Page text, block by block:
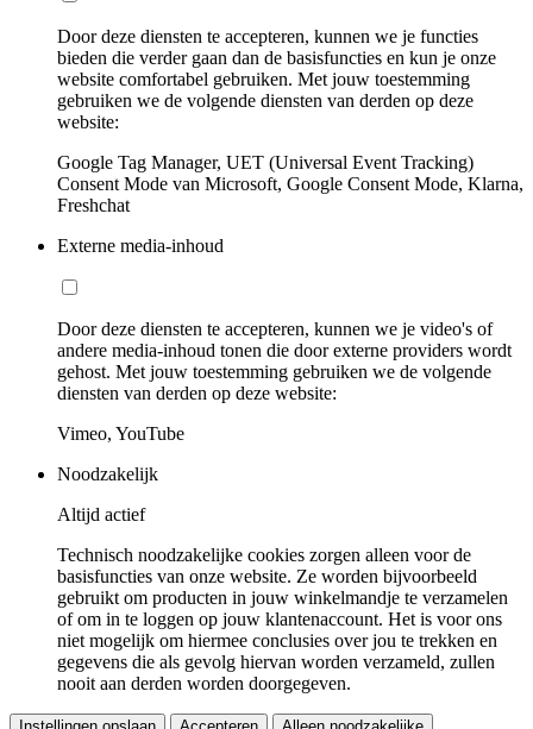
Door deze diensten te accepteren, kunnen we je functies
bieden die verder gaan dan de basisfuncties en kun je onze
website comfortabel gebruiken. Met jouw toestemming
gebruiken we de volgende diensten van derden op deze
website:
Google Tag Manager, UET (Universal Event Tracking)
Consent Mode van Microsoft, Google Consent Mode, Klarna,
Freshchat
Externe media-inhoud
Door deze diensten te accepteren, kunnen we je video's of
andere media-inhoud tonen die door externe providers wordt
gehost. Met jouw toestemming gebruiken we de volgende
diensten van derden op deze website:
Vimeo, YouTube
Noodzakelijk
Altijd actief
Technisch noodzakelijke cookies zorgen alleen voor de
basisfuncties van onze website. Ze worden bijvoorbeeld
gebruikt om producten in jouw winkelmandje te verzamelen
of om in te loggen op jouw klantenaccount. Het is voor ons
niet mogelijk om hiermee conclusies over jou te trekken en
gegevens die als gevolg hiervan worden verzameld, zullen
nooit aan derden worden doorgegeven.
Instellingen opslaan Accepteren Alleen noodzakelijke